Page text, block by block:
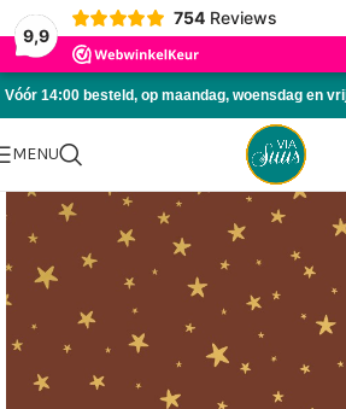
9,9
754 Reviews
Skip to navigation
Skip to main content
Vóór 14:00 besteld, op maandag, woensdag en
MENU